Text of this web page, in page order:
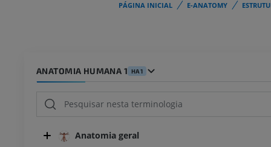
PÁGINA INICIAL E-ANATOMY
ANATOMIA HUMANA 1 HA1
Anatomia geral